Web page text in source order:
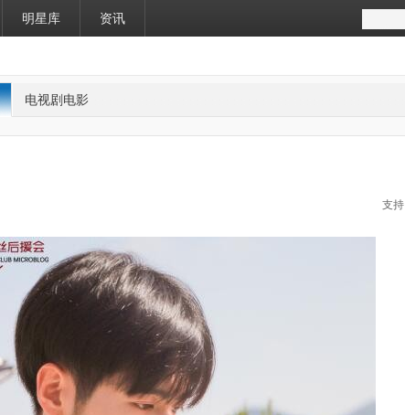
明星库 资讯
电视剧电影
支持